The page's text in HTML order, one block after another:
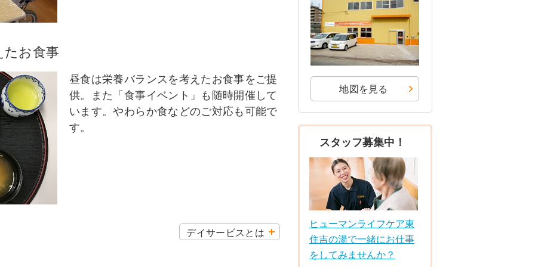
たお食事
昼食は栄養バランスを考えたお食事をご提
供。また「食事イベント」も随時開催して
います。やわらか食などのご対応も可能で
す。
デイサービスとは
地図を見る
スタッフ募集中！
ヒューマンライフケア東
住吉の湯で一緒にお仕事
をしてみませんか？